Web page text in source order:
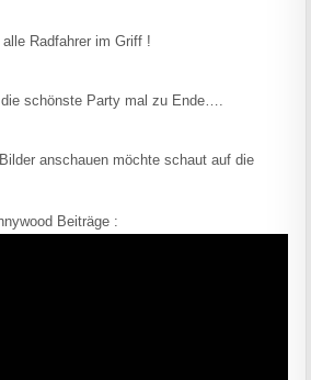
Radfahrer im Griff !
die schönste Party mal zu Ende….
anschauen möchte schaut auf die
Beiträge :